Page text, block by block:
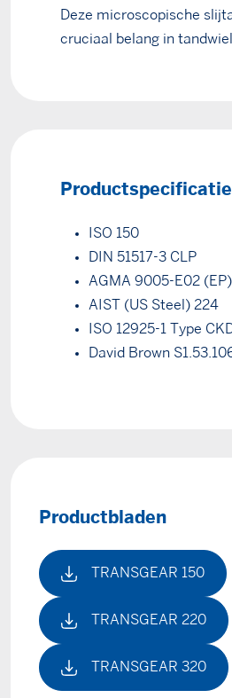
Deze microscopische
cruciaal belang in
ISO 150
DIN 51517-3 CLP
AGMA 9005-E02 (EP)
AIST (US Steel) 224
ISO 12925-1 Type
David Brown
Productbladen
TRANSGEAR 150
TRANSGEAR 220
TRANSGEAR 320